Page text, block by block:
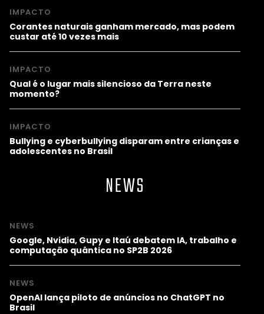
IMPACTO
Corantes naturais ganham mercado, mas podem
custar até 10 vezes mais
IMPACTO
Qual é o lugar mais silencioso da Terra neste
momento?
IMPACTO
Bullying e cyberbullying disparam entre crianças e
adolescentes no Brasil
NEWS
NEWS
Google, Nvidia, Gupy e Itaú debatem IA, trabalho e
computação quântica no SP2B 2026
NEWS
OpenAI lança piloto de anúncios no ChatGPT no
Brasil